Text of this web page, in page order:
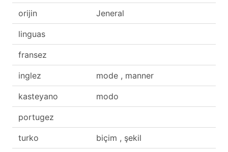
orijin Jeneral
linguas
fransez
inglez mode , manner
kasteyano modo
portugez
turko biçim , şekil